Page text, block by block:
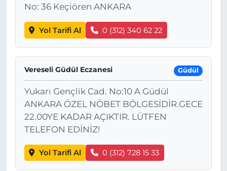
No: 36 Keçiören ANKARA
Yol Tarifi Al 0 (312) 340 62 22
Vereseli Güdül Eczanesi Güdül
Yukarı Gençlik Cad. No:10 A Güdül
ANKARA ÖZEL NÖBET BÖLGESİDİR.GECE
22.00YE KADAR AÇIKTIR. LÜTFEN
TELEFON EDİNİZ!
Yol Tarifi Al 0 (312) 728 15 33